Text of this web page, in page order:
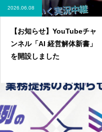
2026.06.08
【お知らせ】YouTubeチャ
ンネル「AI 経営解体新書」
を開設しました